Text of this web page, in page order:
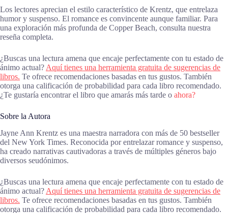
Los lectores aprecian el estilo característico de Krentz, que entrelaza
humor y suspenso. El romance es convincente aunque familiar. Para
una exploración más profunda de Copper Beach, consulta nuestra
reseña completa.
¿Buscas una lectura amena que encaje perfectamente con tu estado de
ánimo actual? Aquí tienes una herramienta gratuita de sugerencias de
libros. Te ofrece recomendaciones basadas en tus gustos. También
otorga una calificación de probabilidad para cada libro recomendado.
¿Te gustaría encontrar el libro que amarás más tarde o ahora?
Sobre la Autora
Jayne Ann Krentz es una maestra narradora con más de 50 bestseller
del New York Times. Reconocida por entrelazar romance y suspenso,
ha creado narrativas cautivadoras a través de múltiples géneros bajo
diversos seudónimos.
¿Buscas una lectura amena que encaje perfectamente con tu estado de
ánimo actual? Aquí tienes una herramienta gratuita de sugerencias de
libros. Te ofrece recomendaciones basadas en tus gustos. También
otorga una calificación de probabilidad para cada libro recomendado.